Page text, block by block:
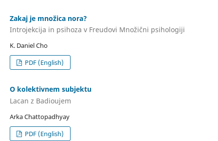
Zakaj je množica nora?
Introjekcija in psihoza v Freudovi Množični psihologiji
K. Daniel Cho
PDF (English)
O kolektivnem subjektu
Lacan z Badioujem
Arka Chattopadhyay
PDF (English)